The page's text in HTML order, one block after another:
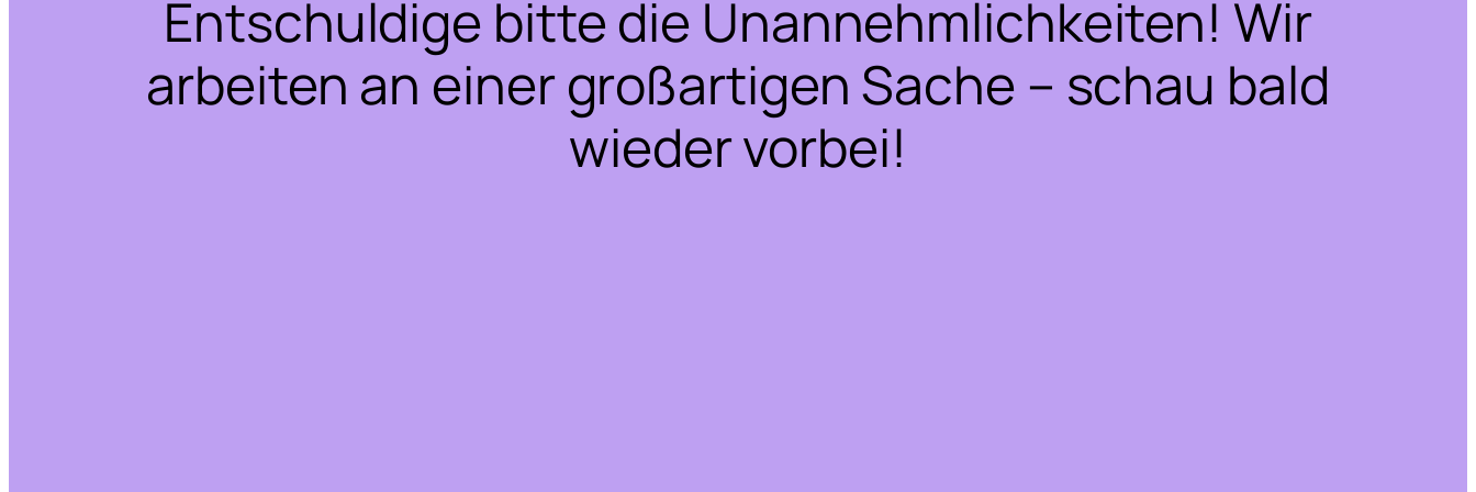
Entschuldige bitte die Unannehmlichkeiten! Wir
arbeiten an einer großartigen Sache – schau bald
wieder vorbei!